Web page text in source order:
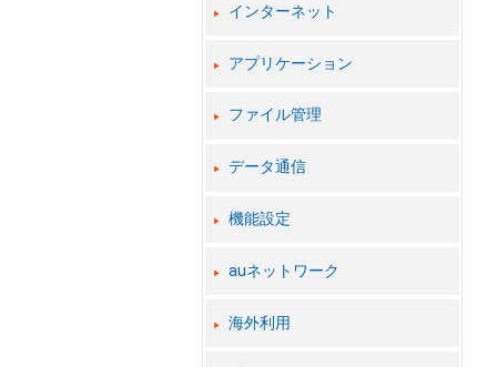
インターネット
アプリケーション
ファイル管理
データ通信
機能設定
auネットワーク
海外利用